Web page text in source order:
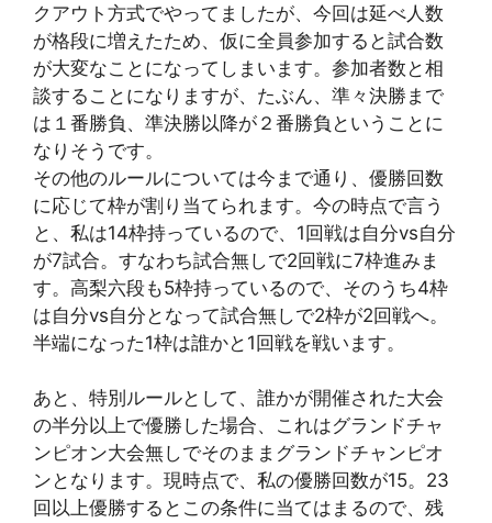
クアウト方式でやってましたが、今回は延べ人数
が格段に増えたため、仮に全員参加すると試合数
が大変なことになってしまいます。参加者数と相
談することになりますが、たぶん、準々決勝まで
は１番勝負、準決勝以降が２番勝負ということに
なりそうです。
その他のルールについては今まで通り、優勝回数
に応じて枠が割り当てられます。今の時点で言う
と、私は14枠持っているので、1回戦は自分vs自分
が7試合。すなわち試合無しで2回戦に7枠進みま
す。高梨六段も5枠持っているので、そのうち4枠
は自分vs自分となって試合無しで2枠が2回戦へ。
半端になった1枠は誰かと1回戦を戦います。
あと、特別ルールとして、誰かが開催された大会
の半分以上で優勝した場合、これはグランドチャ
ンピオン大会無しでそのままグランドチャンピオ
ンとなります。現時点で、私の優勝回数が15。23
回以上優勝するとこの条件に当てはまるので、残